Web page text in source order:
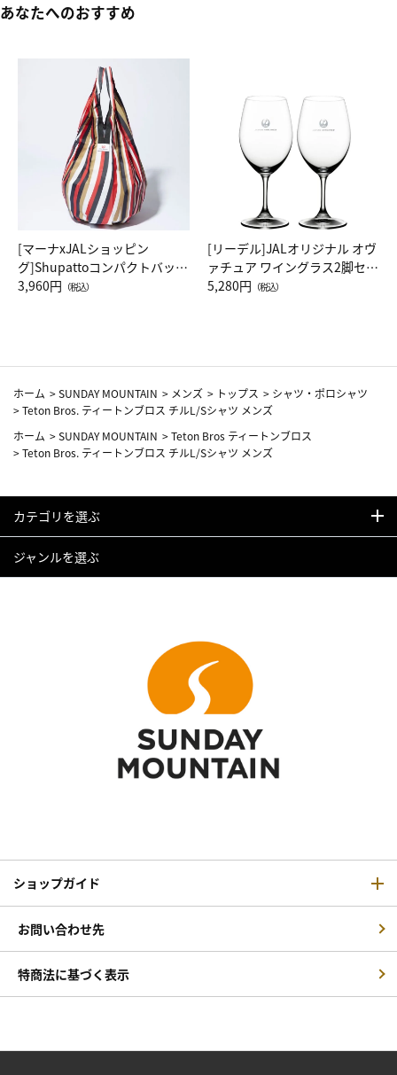
あなたへのおすすめ
[マーナxJALショッピン
グ]Shupattoコンパクトバッグ
Drop JAL客室乗務員（LC）ス
3,960円 （税込）
[リーデル]JALオリジナル オヴ
ァチュア ワイングラス2脚セッ
ト（レッドワイン）
5,280円 （税込）
ホーム >SUNDAY MOUNTAIN > メンズ > トップス > シャツ・ポロシャツ
>Teton Bros. ティートンブロス チルL/Sシャツ メンズ
ホーム >SUNDAY MOUNTAIN >Teton Bros ティートンブロス
>Teton Bros. ティートンブロス チルL/Sシャツ メンズ
カテゴリを選ぶ
ジャンルを選ぶ
ショップガイド
お問い合わせ先
特商法に基づく表示